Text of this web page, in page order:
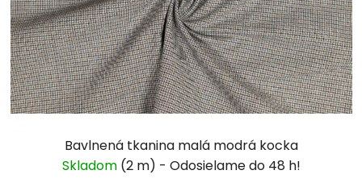
Bavlnená tkanina malá modrá kocka
Skladom (2 m)